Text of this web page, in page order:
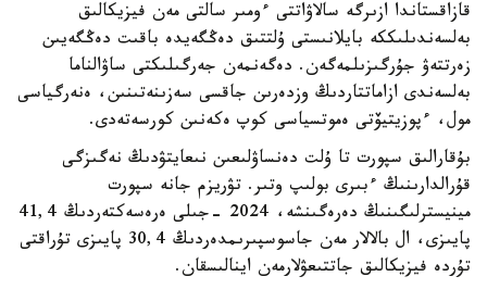
قازاقستاندا ازىرگە سالاۋاتتى ءومىر سالتى مەن فيزيكالىق
بەلسەندىلىككە بايلانىستى ۇلتتىق دەڭگەيدە باقىت دەڭگەيىن
زەرتتەۋ جۇرگىزىلمەگەن. دەگەنمەن جەرگىلىكتى ساۋالناما
بەلسەندى ازاماتتاردىڭ وزدەرىن جاقسى سەزىنەتىنىن، ەنەرگياسى
مول، ءپوزيتيۆتى ەموتسياسى كوپ ەكەنىن كورسەتەدى.
بۇقارالىق سپورت تا ۇلت دەنساۋلىعىن نىعايتۋدىڭ نەگىزگى
قۇرالدارىنىڭ ءبىرى بولىپ وتىر. تۋريزم جانە سپورت
مينيسترلىگىنىڭ دەرەگىنشە، 2024 -جىلى ەرەسەكتەردىڭ 41,4
پايىزى، ال بالالار مەن جاسوسپىرىمدەردىڭ 30,4 پايىزى تۇراقتى
تۇردە فيزيكالىق جاتتىعۋلارمەن اينالىسقان.